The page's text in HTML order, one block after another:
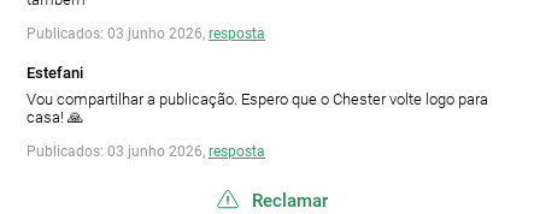
Publicados: 03 junho 2026, resposta
Estefani
Vou compartilhar a publicação. Espero que o Chester volte logo para
casa! 🙏
Publicados: 03 junho 2026, resposta
Reclamar